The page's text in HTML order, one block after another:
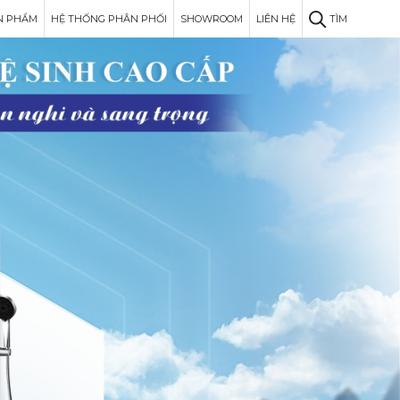
TÌM
HỆ THỐNG PHÂN PHỐI SHOWROOM LIÊN HỆ
PHẨM